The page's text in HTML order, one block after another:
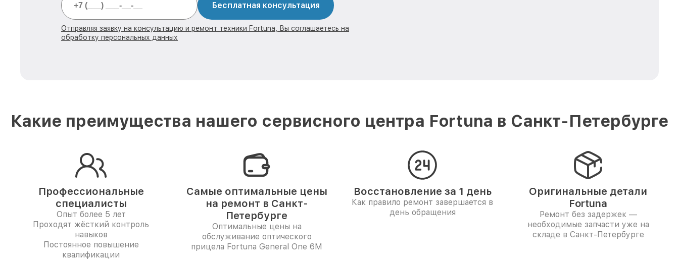
Бесплатная консультация
Отправляя заявку на консультацию и ремонт техники Fortuna, Вы соглашаетесь на
обработку персональных данных
Какие преимущества нашего сервисного центра Fortuna в Санкт-Петербурге
Профессиональные
специалисты
Опыт более 5 лет
Проходят жёсткий контроль
навыков
Постоянное повышение
квалификации
Самые оптимальные цены
на ремонт в Санкт-
Петербурге
Оптимальные цены на
обслуживание оптического
прицела Fortuna General One 6M
Восстановление за 1 день
Как правило ремонт завершается в
день обращения
Оригинальные детали
Fortuna
Ремонт без задержек —
необходимые запчасти уже на
складе в Санкт-Петербурге